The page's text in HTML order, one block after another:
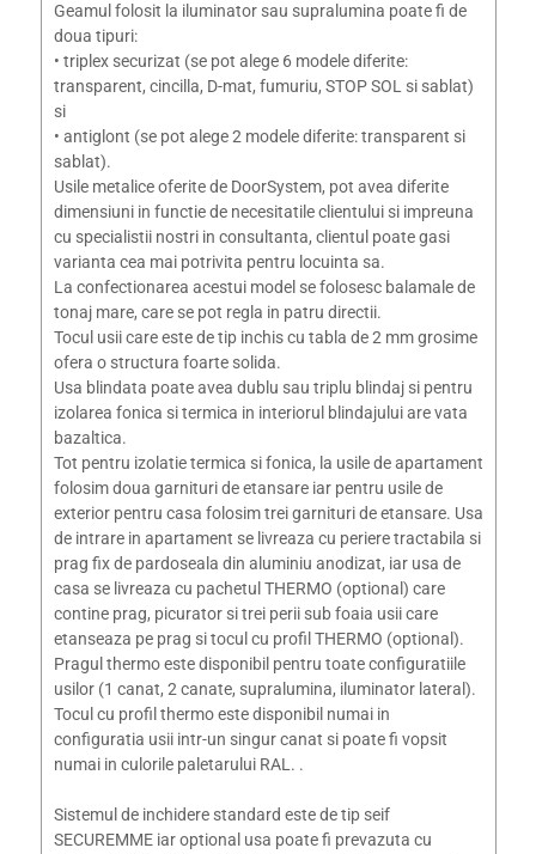
Geamul folosit la iluminator sau supralumina poate fi de
doua tipuri:
• triplex securizat (se pot alege 6 modele diferite:
transparent, cincilla, D-mat, fumuriu, STOP SOL si sablat)
si
• antiglont (se pot alege 2 modele diferite: transparent si
sablat).
Usile metalice oferite de DoorSystem, pot avea diferite
dimensiuni in functie de necesitatile clientului si impreuna
cu specialistii nostri in consultanta, clientul poate gasi
varianta cea mai potrivita pentru locuinta sa.
La confectionarea acestui model se folosesc balamale de
tonaj mare, care se pot regla in patru directii.
Tocul usii care este de tip inchis cu tabla de 2 mm grosime
ofera o structura foarte solida.
Usa blindata poate avea dublu sau triplu blindaj si pentru
izolarea fonica si termica in interiorul blindajului are vata
bazaltica.
Tot pentru izolatie termica si fonica, la usile de apartament
folosim doua garnituri de etansare iar pentru usile de
exterior pentru casa folosim trei garnituri de etansare. Usa
de intrare in apartament se livreaza cu periere tractabila si
prag fix de pardoseala din aluminiu anodizat, iar usa de
casa se livreaza cu pachetul THERMO (optional) care
contine prag, picurator si trei perii sub foaia usii care
etanseaza pe prag si tocul cu profil THERMO (optional).
Pragul thermo este disponibil pentru toate configuratiile
usilor (1 canat, 2 canate, supralumina, iluminator lateral).
Tocul cu profil thermo este disponibil numai in
configuratia usii intr-un singur canat si poate fi vopsit
numai in culorile paletarului RAL. .
Sistemul de inchidere standard este de tip seif
SECUREMME iar optional usa poate fi prevazuta cu